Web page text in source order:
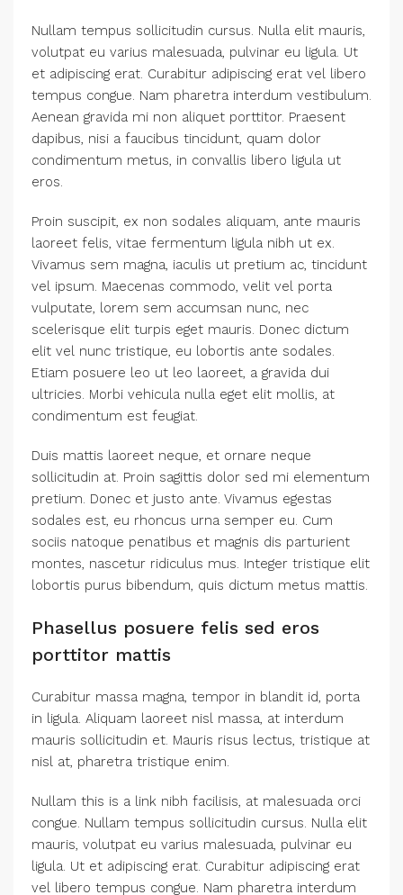
Nullam tempus sollicitudin cursus. Nulla elit mauris,
volutpat eu varius malesuada, pulvinar eu ligula. Ut
et adipiscing erat. Curabitur adipiscing erat vel libero
tempus congue. Nam pharetra interdum vestibulum.
Aenean gravida mi non aliquet porttitor. Praesent
dapibus, nisi a faucibus tincidunt, quam dolor
condimentum metus, in convallis libero ligula ut
eros.
Proin suscipit, ex non sodales aliquam, ante mauris
laoreet felis, vitae fermentum ligula nibh ut ex.
Vivamus sem magna, iaculis ut pretium ac, tincidunt
vel ipsum. Maecenas commodo, velit vel porta
vulputate, lorem sem accumsan nunc, nec
scelerisque elit turpis eget mauris. Donec dictum
elit vel nunc tristique, eu lobortis ante sodales.
Etiam posuere leo ut leo laoreet, a gravida dui
ultricies. Morbi vehicula nulla eget elit mollis, at
condimentum est feugiat.
Duis mattis laoreet neque, et ornare neque
sollicitudin at. Proin sagittis dolor sed mi elementum
pretium. Donec et justo ante. Vivamus egestas
sodales est, eu rhoncus urna semper eu. Cum
sociis natoque penatibus et magnis dis parturient
montes, nascetur ridiculus mus. Integer tristique elit
lobortis purus bibendum, quis dictum metus mattis.
Phasellus posuere felis sed eros
porttitor mattis
Curabitur massa magna, tempor in blandit id, porta
in ligula. Aliquam laoreet nisl massa, at interdum
mauris sollicitudin et. Mauris risus lectus, tristique at
nisl at, pharetra tristique enim.
Nullam this is a link nibh facilisis, at malesuada orci
congue. Nullam tempus sollicitudin cursus. Nulla elit
mauris, volutpat eu varius malesuada, pulvinar eu
ligula. Ut et adipiscing erat. Curabitur adipiscing erat
vel libero tempus congue. Nam pharetra interdum